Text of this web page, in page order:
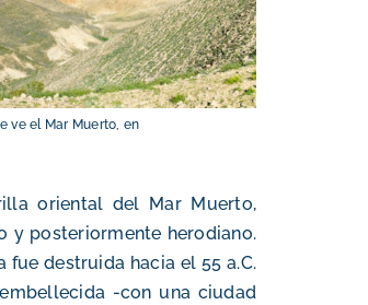
ve el Mar Muerto, en
oriental del Mar Muerto,
y posteriormente herodiano.
fue destruida hacia el 55 a.C.
-con una ciudad